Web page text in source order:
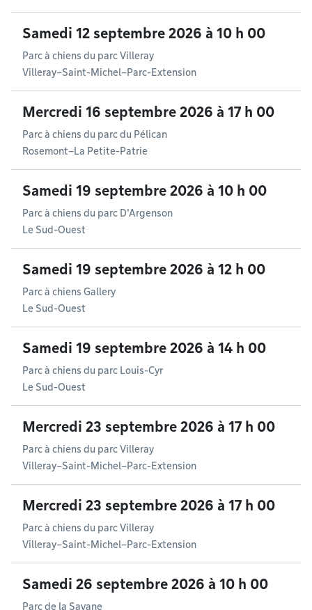
Samedi 12 septembre 2026 à 10 h 00
Parc à chiens du parc Villeray
Villeray–Saint-Michel–Parc-Extension
Mercredi 16 septembre 2026 à 17 h 00
Parc à chiens du parc du Pélican
Rosemont–La Petite-Patrie
Samedi 19 septembre 2026 à 10 h 00
Parc à chiens du parc D'Argenson
Le Sud-Ouest
Samedi 19 septembre 2026 à 12 h 00
Parc à chiens Gallery
Le Sud-Ouest
Samedi 19 septembre 2026 à 14 h 00
Parc à chiens du parc Louis-Cyr
Le Sud-Ouest
Mercredi 23 septembre 2026 à 17 h 00
Parc à chiens du parc Villeray
Villeray–Saint-Michel–Parc-Extension
Mercredi 23 septembre 2026 à 17 h 00
Parc à chiens du parc Villeray
Villeray–Saint-Michel–Parc-Extension
Samedi 26 septembre 2026 à 10 h 00
Parc de la Savane